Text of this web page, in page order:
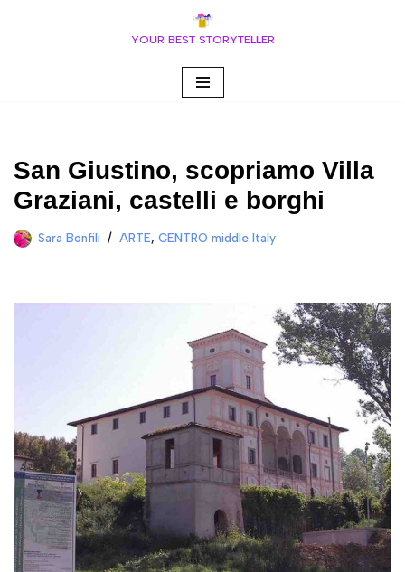
YOUR BEST STORYTELLER
San Giustino, scopriamo Villa
Graziani, castelli e borghi
Sara Bonfili ARTE, CENTRO middle Italy